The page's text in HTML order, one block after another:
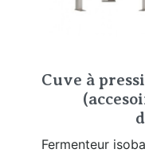
Cuve à
Fermenteur